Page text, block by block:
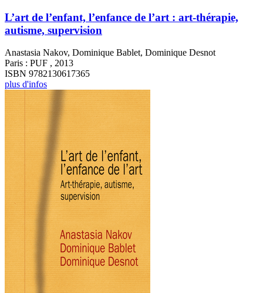
L’art de l’enfant, l’enfance de l’art : art-thérapie,
autisme, supervision
Anastasia Nakov, Dominique Bablet, Dominique Desnot
Paris : PUF , 2013
ISBN 9782130617365
plus d'infos